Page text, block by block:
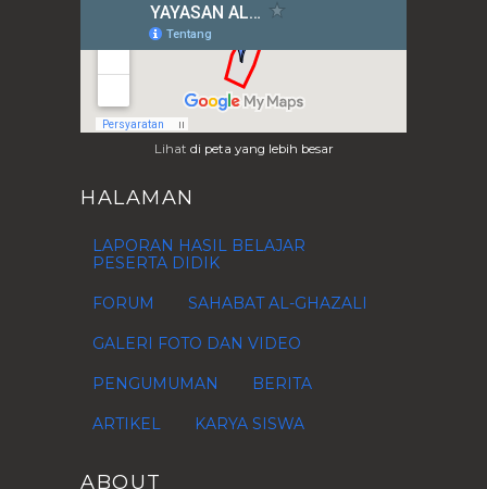
Maret(15)
Februari (7)
►
►2014(37)
2013 (28)
►2011(1)
► 2010 (4)
► 2009(1)
Lihat di peta yang lebih besar
HALAMAN
LAPORAN HASIL BELAJAR
PESERTA DIDIK
FORUM SAHABAT AL-GHAZALI
GALERI FOTO DAN VIDEO
PENGUMUMAN BERITA
ARTIKEL KARYA SISWA
ABOUT